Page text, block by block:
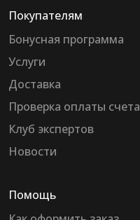
Покупателям
Бонусная программа
Услуги
Доставка
Проверка оплаты счета
Клуб экспертов
Новости
Помощь